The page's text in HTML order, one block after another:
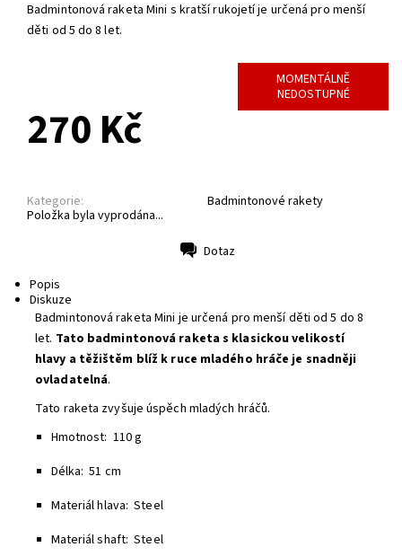
Badmintonová raketa Mini s kratší rukojetí je určená pro menší
děti od 5 do 8 let.
MOMENTÁLNĚ
NEDOSTUPNÉ
270 Kč
Kategorie:
Badmintonové rakety
Položka byla vyprodána...
Dotaz
Popis
Diskuze
Badmintonová raketa Mini je určená pro menší děti od 5 do 8
let. Tato badmintonová raketa s klasickou velikostí
hlavy a těžištěm blíž k ruce mladého hráče je snadněji
ovladatelná.
Tato raketa zvyšuje úspěch mladých hráčů.
Hmotnost: 110 g
Délka: 51 cm
Materiál hlava: Steel
Materiál shaft: Steel